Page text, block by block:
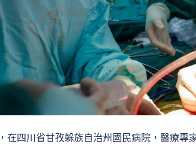
在四川省甘孜躲族自治州國民病院，醫療專